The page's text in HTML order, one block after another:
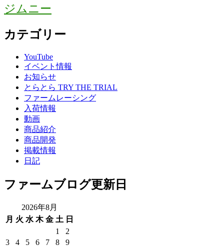
ジムニー
カテゴリー
YouTube
イベント情報
お知らせ
とらとら TRY THE TRIAL
ファームレーシング
入荷情報
動画
商品紹介
商品開発
掲載情報
日記
ファームブログ更新日
2026年8月
月 火 水 木 金 土 日
1
2
3
4 5 6 7 8
9